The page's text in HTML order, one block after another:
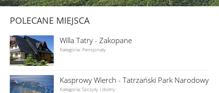
POLECANE MIEJSCA
Willa Tatry - Zakopane
Kategoria: Pensjonaty
Kasprowy Wierch - Tatrzański Park Narodowy
Kategoria: Szczyty i doliny